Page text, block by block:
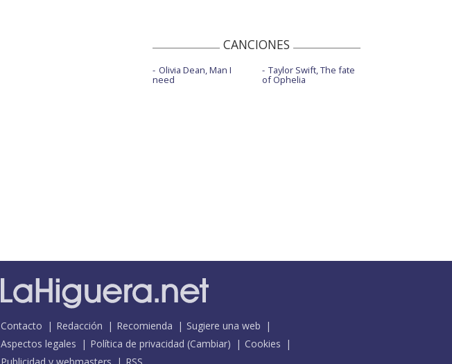
CANCIONES
Olivia Dean, Man I
need
Taylor Swift, The fate
of Ophelia
Contacto Redacción Recomienda
Sugiere una web
Aspectos legales
Política de privacidad (Cambiar)
Cookies
Publicidad y webmasters
RSS